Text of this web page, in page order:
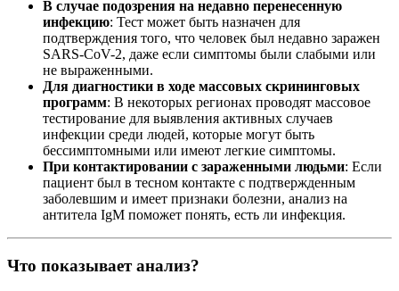
В случае подозрения на недавно перенесенную
инфекцию: Тест может быть назначен для
подтверждения того, что человек был недавно заражен
SARS-CoV-2, даже если симптомы были слабыми или
не выраженными.
Для диагностики в ходе массовых скрининговых
программ: В некоторых регионах проводят массовое
тестирование для выявления активных случаев
инфекции среди людей, которые могут быть
бессимптомными или имеют легкие симптомы.
При контактировании с зараженными людьми: Если
пациент был в тесном контакте с подтвержденным
заболевшим и имеет признаки болезни, анализ на
антитела IgM поможет понять, есть ли инфекция.
Что показывает анализ?